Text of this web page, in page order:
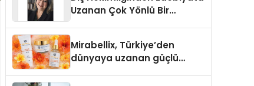
Uzanan Çok Yönlü Bir
Mirabellix, Türkiye’den
dünyaya uzanan güçlü